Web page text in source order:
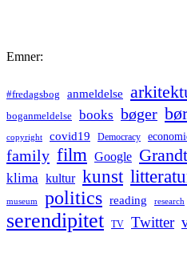
Emner:
#fredagsbog anmeldelse
boganmeldelse books bøger
copyright covid19 Democracy
family film Google
klima kultur kunst
museum politics reading research
serendipitet TV Twitter